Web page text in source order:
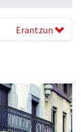
Erantzun